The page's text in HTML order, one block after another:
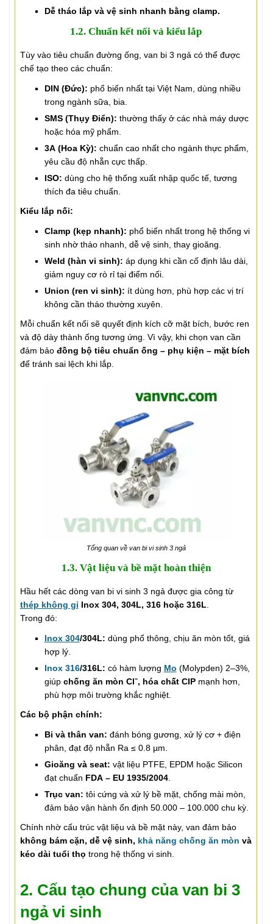
Dễ tháo lắp và vệ sinh nhanh bằng clamp.
1.2. Chuẩn kết nối và kiểu lắp
Tùy vào tiêu chuẩn đường ống, van bi 3 ngả có thể được
chế tạo theo các chuẩn:
DIN (Đức): phổ biến nhất tại Việt Nam, dùng nhiều
trong ngành sữa, bia.
SMS (Thụy Điển): thường thấy ở các nhà máy dược
hoặc hóa mỹ phẩm.
3A (Hoa Kỳ): chuẩn cao nhất cho ngành thực phẩm,
yêu cầu độ nhẵn cực thấp.
ISO: dùng cho hệ thống xuất nhập quốc tế, tương
thích đa tiêu chuẩn.
Kiểu lắp nối:
Clamp (kẹp nhanh): phổ biến nhất trong hệ thống vi
sinh nhờ tháo nhanh, dễ vệ sinh, thay gioăng.
Weld (hàn vi sinh): áp dụng khi cần cố định lâu dài,
giảm nguy cơ rò rỉ tại điểm nối.
Union (ren vi sinh): ít dùng hơn, phù hợp các vị trí
không cần tháo thường xuyên.
Mỗi chuẩn kết nối sẽ quyết định kích cỡ mặt bích, bước ren
và độ dày thành ống tương ứng. Vì vậy, khi chọn van cần
đảm bảo đồng bộ tiêu chuẩn ống – phụ kiện – mặt bích
để tránh sai lệch khi lắp.
Tổng quan về van bi vi sinh 3 ngả
1.3. Vật liệu và bề mặt hoàn thiện
Hầu hết các dòng van bi vi sinh 3 ngả được gia công từ
thép không gỉ Inox 304, 304L, 316 hoặc 316L
Trong đó:
Inox 304/304L: dùng phổ thông, chịu ăn mòn tốt, giá
hợp lý.
Inox 316/316L: có hàm lượng Mo (Molypden) 2–3%,
giúp chống ăn mòn Cl⁻, hóa chất CIPmạnh hơn,
phù hợp môi trường khắc nghiệt.
Các bộ phận chính:
Bi và thân van: đánh bóng gương, xử lý cơ + điện
phân, đạt độ nhẵn Ra ≤ 0.8 µm.
Gioăng và seat: vật liệu PTFE, EPDM hoặc Silicon
đạt chuẩn FDA – EU 1935/2004.
Trục van: tôi cứng và xử lý bề mặt, chống mài mòn,
đảm bảo vận hành ổn định 50.000 – 100.000 chu kỳ.
Chính nhờ cấu trúc vật liệu và bề mặt này, van đảm bảo
không bám cặn, dễ vệ sinh, khả năng chống ăn mòn và
kéo dài tuổi thọ trong hệ thống vi sinh.
2. Cấu tạo chung của van bi 3
ngả vi sinh